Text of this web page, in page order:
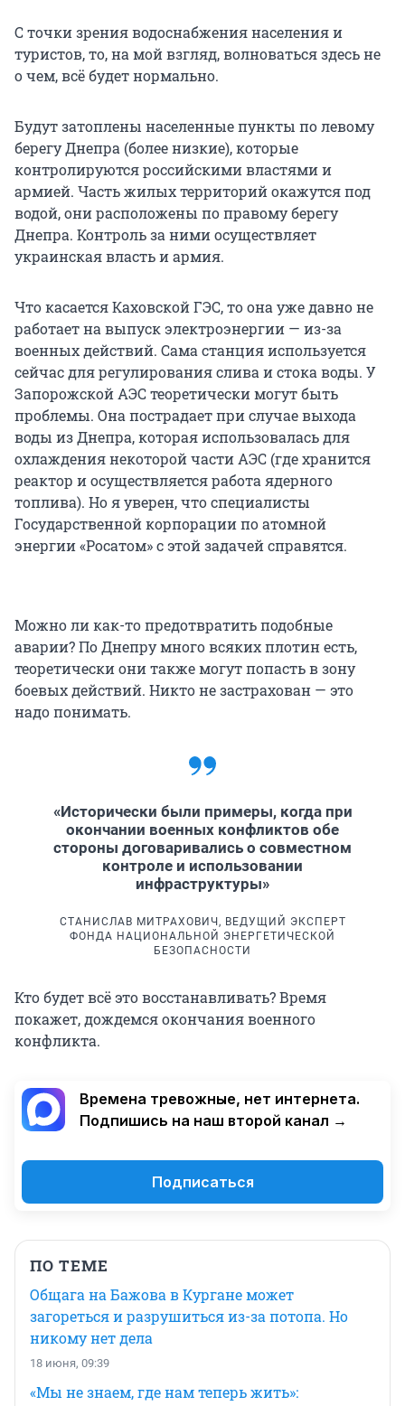
С точки зрения водоснабжения населения и
туристов, то, на мой взгляд, волноваться здесь не
о чем, всё будет нормально.
Будут затоплены населенные пункты по левому
берегу Днепра (более низкие), которые
контролируются российскими властями и
армией. Часть жилых территорий окажутся под
водой, они расположены по правому берегу
Днепра. Контроль за ними осуществляет
украинская власть и армия.
Что касается Каховской ГЭС, то она уже давно не
работает на выпуск электроэнергии — из-за
военных действий. Сама станция используется
сейчас для регулирования слива и стока воды. У
Запорожской АЭС теоретически могут быть
проблемы. Она пострадает при случае выхода
воды из Днепра, которая использовалась для
охлаждения некоторой части АЭС (где хранится
реактор и осуществляется работа ядерного
топлива). Но я уверен, что специалисты
Государственной корпорации по атомной
энергии «Росатом» с этой задачей справятся.
Можно ли как-то предотвратить подобные
аварии? По Днепру много всяких плотин есть,
теоретически они также могут попасть в зону
боевых действий. Никто не застрахован — это
надо понимать.
«Исторически были примеры, когда при
окончании военных конфликтов обе
стороны договаривались о совместном
контроле и использовании
инфраструктуры»
СТАНИСЛАВ МИТРАХОВИЧ, ВЕДУЩИЙ ЭКСПЕРТ
ФОНДА НАЦИОНАЛЬНОЙ ЭНЕРГЕТИЧЕСКОЙ
БЕЗОПАСНОСТИ
Кто будет всё это восстанавливать? Время
покажет, дождемся окончания военного
конфликта.
Времена тревожные, нет интернета.
Подпишись на наш второй канал →
Подписаться
ПО ТЕМЕ
Общага на Бажова в Кургане может
загореться и разрушиться из-за потопа. Но
никому нет дела
18 июня, 09:39
«Мы не знаем, где нам теперь жить»: